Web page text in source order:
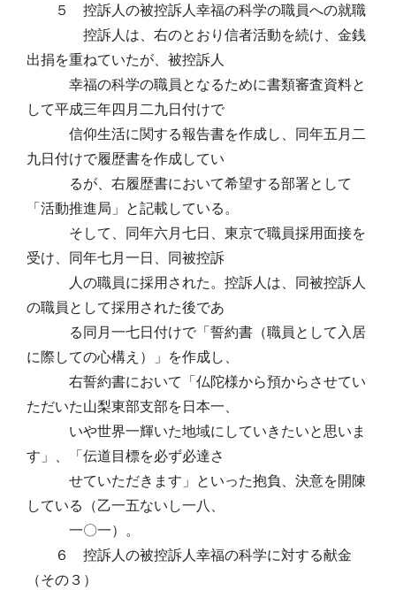
５ 控訴人の被控訴人幸福の科学の職員への就職
控訴人は、右のとおり信者活動を続け、金銭
出捐を重ねていたが、被控訴人
幸福の科学の職員となるために書類審査資料と
して平成三年四月二九日付けで
信仰生活に関する報告書を作成し、同年五月二
九日付けで履歴書を作成してい
るが、右履歴書において希望する部署として
「活動推進局」と記載している。
そして、同年六月七日、東京で職員採用面接を
受け、同年七月一日、同被控訴
人の職員に採用された。控訴人は、同被控訴人
の職員として採用された後であ
る同月一七日付けで「誓約書（職員として入居
に際しての心構え）」を作成し、
右誓約書において「仏陀様から預からさせてい
ただいた山梨東部支部を日本一、
いや世界一輝いた地域にしていきたいと思いま
す」、「伝道目標を必ず必達さ
せていただきます」といった抱負、決意を開陳
している（乙一五ないし一八、
一〇一）。
６ 控訴人の被控訴人幸福の科学に対する献金
（その３）